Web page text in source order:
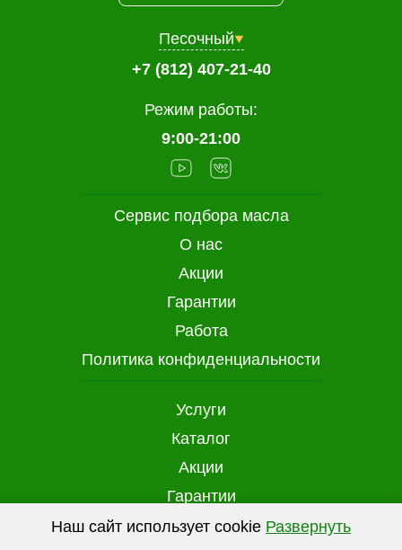
Наш сайт использует cookie Развернуть
Услуги
Каталог
Акции
Гарантии
Доставка и оплата
Сервис подбора масла
О нас
Акции
Гарантии
Работа
Политика конфиденциальности
Песочный
+7 (812) 407-21-40
Режим работы:
9:00-21:00